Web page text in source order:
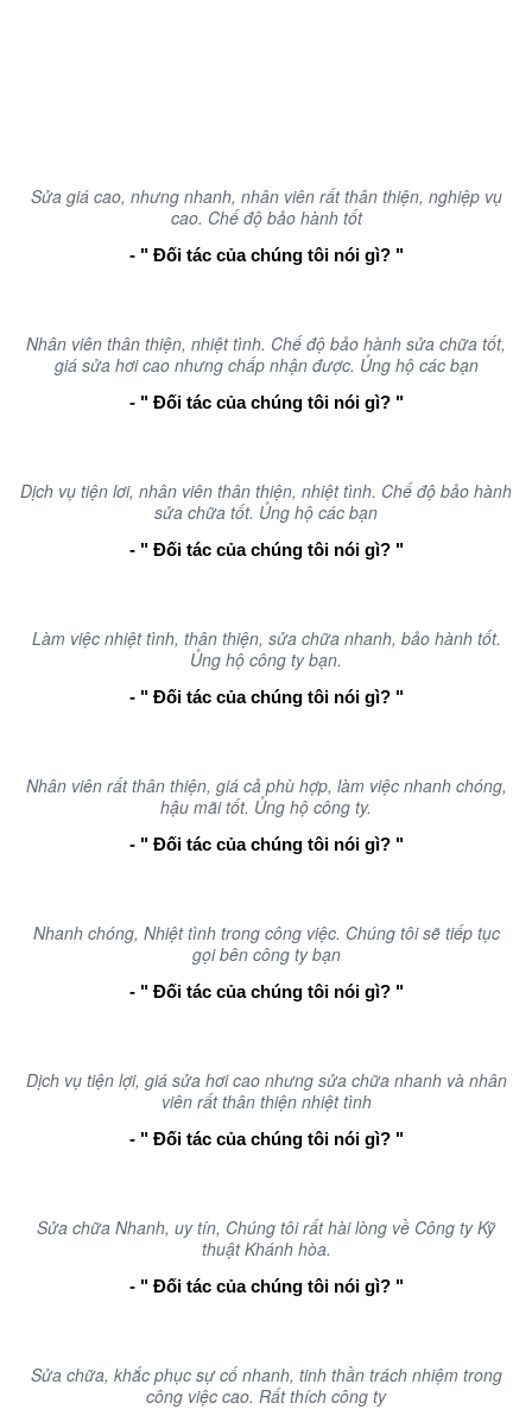
Sửa giá cao, nhưng nhanh, nhân viên rất thân thiện, nghiệp vụ
cao. Chế độ bảo hành tốt
- " Đối tác của chúng tôi nói gì? "
Nhân viên thân thiện, nhiệt tình. Chế độ bảo hành sửa chữa tốt,
giá sửa hơi cao nhưng chấp nhận được. Ủng hộ các bạn
- " Đối tác của chúng tôi nói gì? "
Dịch vụ tiện lơi, nhân viên thân thiện, nhiệt tình. Chế độ bảo hành
sửa chữa tốt. Ủng hộ các bạn
- " Đối tác của chúng tôi nói gì? "
Làm việc nhiệt tình, thân thiện, sửa chữa nhanh, bảo hành tốt.
Ủng hộ công ty bạn.
- " Đối tác của chúng tôi nói gì? "
Nhân viên rất thân thiện, giá cả phù hợp, làm việc nhanh chóng,
hậu mãi tốt. Ủng hộ công ty.
- " Đối tác của chúng tôi nói gì? "
Nhanh chóng, Nhiệt tình trong công việc. Chúng tôi sẽ tiếp tục
gọi bên công ty bạn
- " Đối tác của chúng tôi nói gì? "
Dịch vụ tiện lợi, giá sửa hơi cao nhưng sửa chữa nhanh và nhân
viên rất thân thiện nhiệt tình
- " Đối tác của chúng tôi nói gì? "
Sửa chữa Nhanh, uy tín, Chúng tôi rất hài lòng về Công ty Kỹ
thuật Khánh hòa.
- " Đối tác của chúng tôi nói gì? "
Sửa chữa, khắc phục sự cố nhanh, tinh thần trách nhiệm trong
công việc cao. Rất thích công ty